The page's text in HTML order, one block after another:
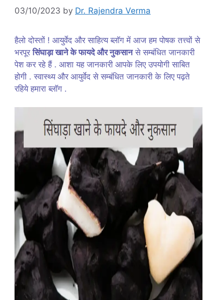
03/10/2023 by Dr. Rajendra Verma
हैलो दोस्तों ! आयुर्वेद और साहित्य ब्लॉग में आज हम पोषक तत्त्वों से
भरपूरसिंघाड़ा खाने के फायदे और नुकसानसे सम्बंधित जानकारी
पेश कर रहे हैं . आशा यह जानकारी आपके लिए उपयोगी साबित
होगी . स्वास्थ्य और आयुर्वेद से सम्बंधित जानकारी के लिए पढ़ते
रहिये हमारा ब्लॉग .